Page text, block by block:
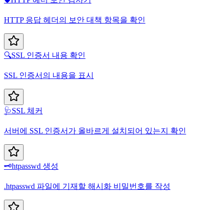
HTTP 응답 헤더의 보안 대책 항목을 확인
🔍SSL 인증서 내용 확인
SSL 인증서의 내용을 표시
🩺SSL 체커
서버에 SSL 인증서가 올바르게 설치되어 있는지 확인
🗝️htpasswd 생성
.htpasswd 파일에 기재할 해시화 비밀번호를 작성